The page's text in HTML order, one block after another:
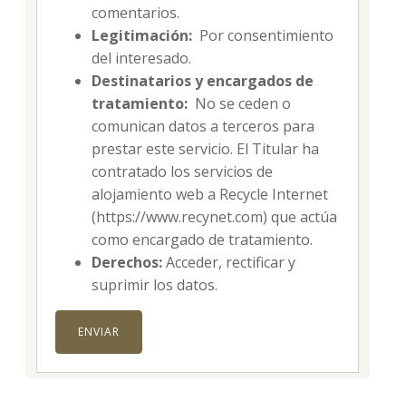
comentarios.
Legitimación: Por consentimiento
del interesado.
Destinatarios y encargados de
tratamiento: No se ceden o
comunican datos a terceros para
prestar este servicio. El Titular ha
contratado los servicios de
alojamiento web a Recycle Internet
(https://www.recynet.com) que actúa
como encargado de tratamiento.
Derechos:Acceder, rectificar y
suprimir los datos.